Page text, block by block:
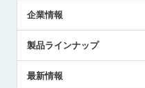
企業情報
ごあいさつ
受賞履歴
製品ラインナップ
ツールセッタ製品
最新情報